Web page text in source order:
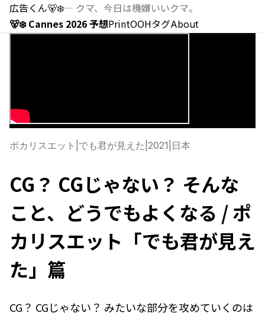
広告くん🐻‍❄️— クマ、今日は機嫌いいクマ。
🐻‍❄️ Cannes 2026 予想PrintOOHタグAbout
ポカリスエット でも君が見えた 2021 日本
CG？ CGじゃない？ そんな
こと、どうでもよくなる / ポ
カリスエット「でも君が見え
た」篇
CG？ CGじゃない？ みたいな部分を攻めていくのは